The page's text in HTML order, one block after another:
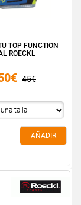
TOP FUNCTION
ROECKL
45€
AÑADIR